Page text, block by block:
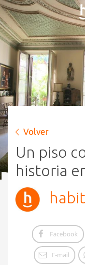
Volver
Un piso
historia
Facebook
E-mail